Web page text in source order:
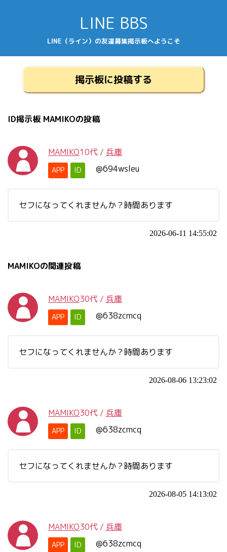
LINE BBS
LINE（ライン）の友達募集掲示板へようこそ
掲示板に投稿する
ID掲示板 MAMIKOの投稿
MAMIKO10代 / 兵庫
APP ID @694wsleu
セフになってくれませんか？時間あります
2026-06-11 14:55:02
MAMIKOの関連投稿
MAMIKO30代 / 兵庫
APP ID @638zcmcq
セフになってくれませんか？時間あります
2026-08-06 13:23:02
MAMIKO30代 / 兵庫
APP ID @638zcmcq
セフになってくれませんか？時間あります
2026-08-05 14:13:02
MAMIKO30代 / 兵庫
APP ID @638zcmcq